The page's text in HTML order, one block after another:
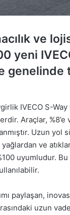
ve
yeni
genelinde
IVECO S-
Araçlar,
Uzun
ve
uyumludur.
paylaşan,
uzun